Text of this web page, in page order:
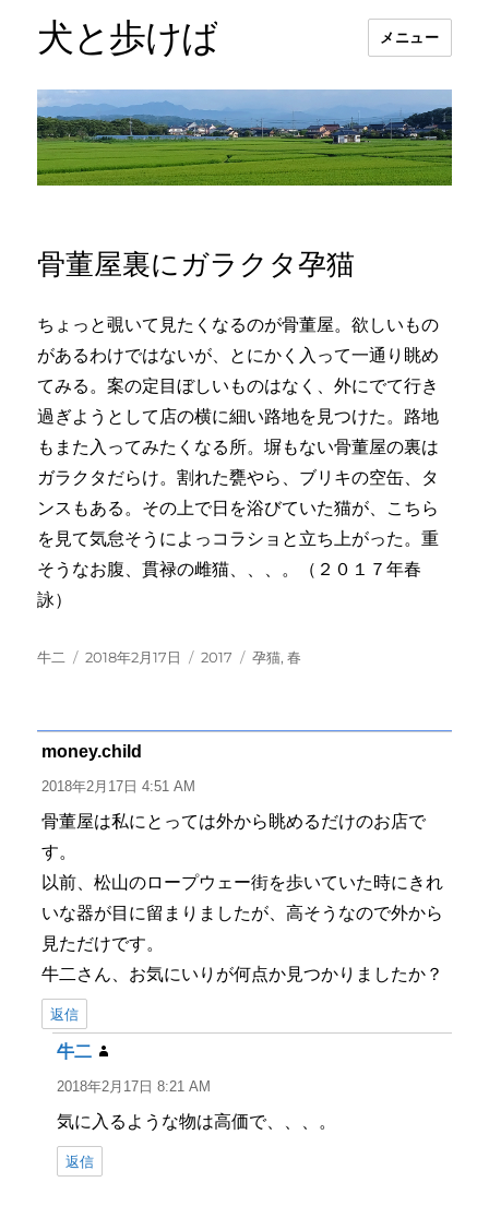
犬と歩けば メニュー
骨董屋裏にガラクタ孕猫
ちょっと覗いて見たくなるのが骨董屋。欲しいもの
があるわけではないが、とにかく入って一通り眺め
てみる。案の定目ぼしいものはなく、外にでて行き
過ぎようとして店の横に細い路地を見つけた。路地
もまた入ってみたくなる所。塀もない骨董屋の裏は
ガラクタだらけ。割れた甕やら、ブリキの空缶、タ
ンスもある。その上で日を浴びていた猫が、こちら
を見て気怠そうによっコラショと立ち上がった。重
そうなお腹、貫禄の雌猫、、、。（２０１７年春
詠）
投
牛二
投
2018年2月17日
カ
2017
タ
孕猫,春
money.child
り:
2018年2月17日 4:51 AM
骨董屋は私にとっては外から眺めるだけのお店で
す。
以前、松山のロープウェー街を歩いていた時にきれ
いな器が目に留まりましたが、高そうなので外から
見ただけです。
牛二さん、お気にいりが何点か見つかりましたか？
返信
牛二
り:
2018年2月17日 8:21 AM
気に入るような物は高価で、、、。
返信